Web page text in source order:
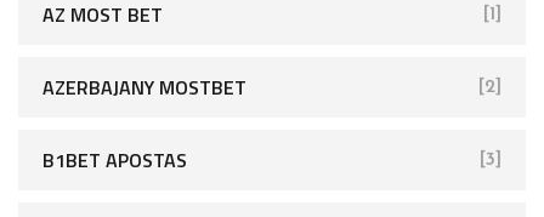
AZ MOST BET [1]
AZERBAJANY MOSTBET [2]
B1BET APOSTAS [3]